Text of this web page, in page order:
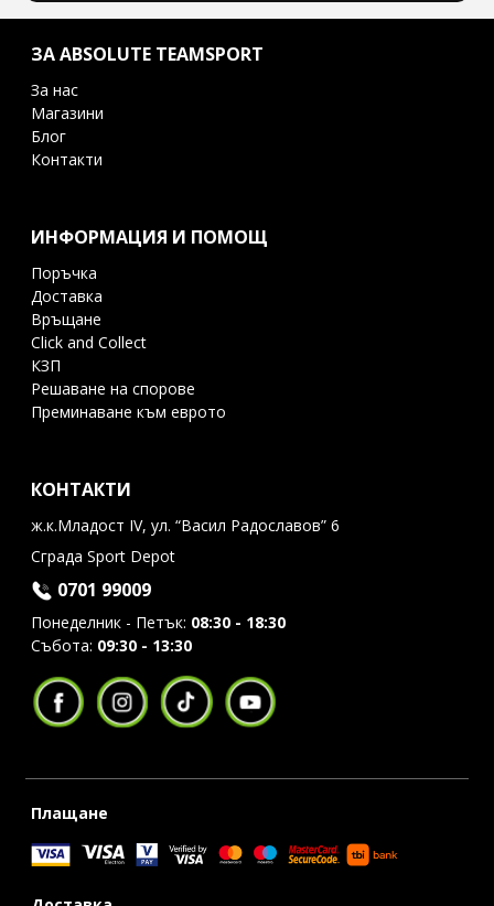
ЗА ABSOLUTE TEAMSPORT
За нас
Магазини
Блог
Контакти
ИНФОРМАЦИЯ И ПОМОЩ
Поръчка
Доставка
Връщане
Click and Collect
КЗП
Решаване на спорове
Преминаване към еврото
КОНТАКТИ
ж.к.Младост IV, ул. “Васил Радославов” 6
Сграда Sport Depot
0701 99009
Понеделник - Петък: 08:30 - 18:30
Събота: 09:30 - 13:30
Плащане